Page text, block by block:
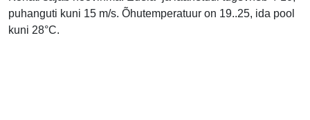
puhanguti kuni 15 m/s. Õhutemperatuur on 19..25, ida pool
kuni 28°C.